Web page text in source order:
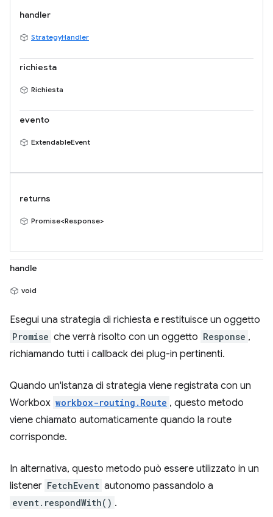
handler
StrategyHandler
richiesta
Richiesta
evento
ExtendableEvent
returns
Promise<Response>
handle
void
Esegui una strategia di richiesta e restituisce un oggetto
Promise che verrà risolto con un oggetto Response ,
richiamando tutti i callback dei plug-in pertinenti.
Quando un'istanza di strategia viene registrata con un
Workbox workbox-routing.Route , questo metodo
viene chiamato automaticamente quando la route
corrisponde.
In alternativa, questo metodo può essere utilizzato in un
listener FetchEvent autonomo passandolo a
event.respondWith() .